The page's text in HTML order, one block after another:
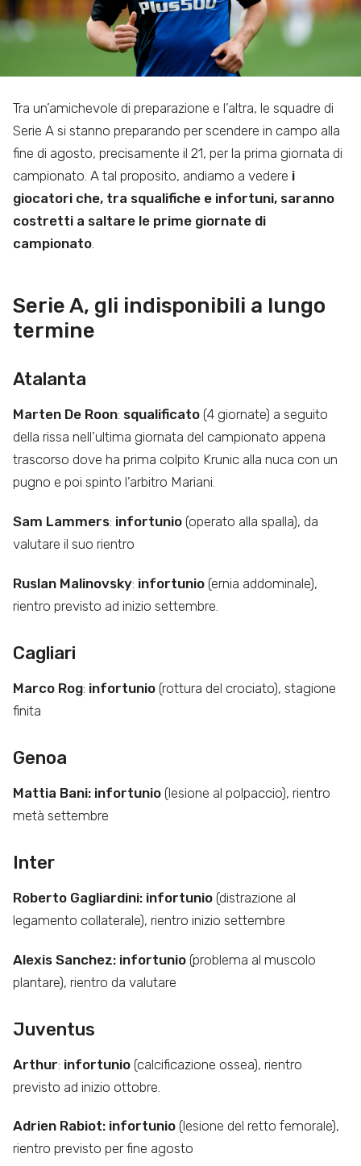
Tra un’amichevole di preparazione e l’altra, le squadre di
Serie A si stanno preparando per scendere in campo alla
fine di agosto, precisamente il 21, per la prima giornata di
campionato. A tal proposito, andiamo a vedere i
giocatori che, tra squalifiche e infortuni, saranno
costretti a saltare le prime giornate di
campionato.
Serie A, gli indisponibili a lungo
termine
Atalanta
Marten De Roon: squalificato (4 giornate) a seguito
della rissa nell’ultima giornata del campionato appena
trascorso dove ha prima colpito Krunic alla nuca con un
pugno e poi spinto l’arbitro Mariani.
Sam Lammers: infortunio (operato alla spalla), da
valutare il suo rientro
Ruslan Malinovsky: infortunio (ernia addominale),
rientro previsto ad inizio settembre.
Cagliari
Marco Rog: infortunio (rottura del crociato), stagione
finita
Genoa
Mattia Bani: infortunio (lesione al polpaccio), rientro
metà settembre
Inter
Roberto Gagliardini: infortunio (distrazione al
legamento collaterale), rientro inizio settembre
Alexis Sanchez: infortunio (problema al muscolo
plantare), rientro da valutare
Juventus
Arthur: infortunio (calcificazione ossea), rientro
previsto ad inizio ottobre.
Adrien Rabiot: infortunio (lesione del retto femorale),
rientro previsto per fine agosto